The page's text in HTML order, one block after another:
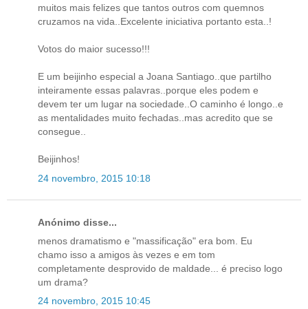
muitos mais felizes que tantos outros com quemnos
cruzamos na vida..Excelente iniciativa portanto esta..!
Votos do maior sucesso!!!
E um beijinho especial a Joana Santiago..que partilho
inteiramente essas palavras..porque eles podem e
devem ter um lugar na sociedade..O caminho é longo..e
as mentalidades muito fechadas..mas acredito que se
consegue..
Beijinhos!
24 novembro, 2015 10:18
Anónimo disse...
menos dramatismo e "massificação" era bom. Eu
chamo isso a amigos às vezes e em tom
completamente desprovido de maldade... é preciso logo
um drama?
24 novembro, 2015 10:45